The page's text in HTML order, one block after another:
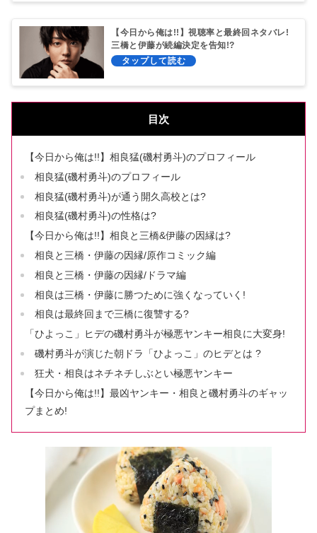
【今日から俺は!!】視聴率と最終回ネタバレ!
三橋と伊藤が続編決定を告知!?
目次
【今日から俺は!!】相良猛(磯村勇斗)のプロフィール
相良猛(磯村勇斗)のプロフィール
相良猛(磯村勇斗)が通う開久高校とは?
相良猛(磯村勇斗)の性格は?
【今日から俺は!!】相良と三橋&伊藤の因縁は?
相良と三橋・伊藤の因縁/原作コミック編
相良と三橋・伊藤の因縁/ドラマ編
相良は三橋・伊藤に勝つために強くなっていく!
相良は最終回まで三橋に復讐する?
「ひよっこ」ヒデの磯村勇斗が極悪ヤンキー相良に大変身!
磯村勇斗が演じた朝ドラ「ひよっこ」のヒデとは ?
狂犬・相良はネチネチしぶとい極悪ヤンキー
【今日から俺は!!】最凶ヤンキー・相良と磯村勇斗のギャッ
プまとめ!